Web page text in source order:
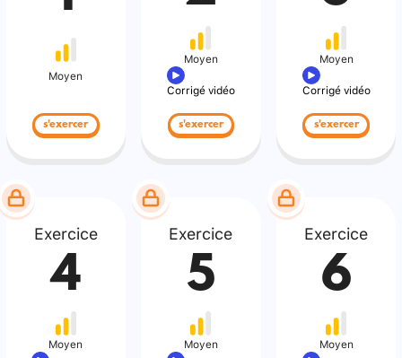
Moyen
s'exercer
Moyen
Corrigé vidéo
s'exercer
Moyen
Corrigé vidéo
s'exercer
Exercice
4
Moyen
Exercice
5
Moyen
Exercice
6
Moyen